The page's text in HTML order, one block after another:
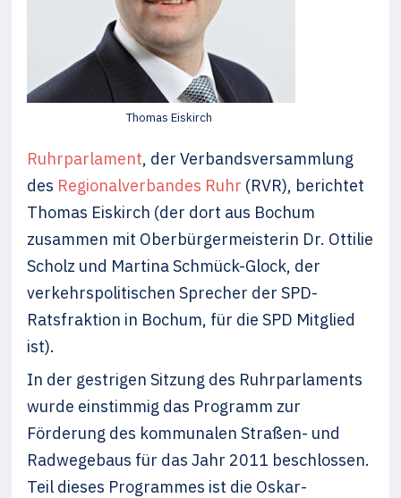
Thomas Eiskirch
Ruhrparlament, der Verbandsversammlung
des Regionalverbandes Ruhr (RVR), berichtet
Thomas Eiskirch (der dort aus Bochum
zusammen mit Oberbürgermeisterin Dr. Ottilie
Scholz und Martina Schmück-Glock, der
verkehrspolitischen Sprecher der SPD-
Ratsfraktion in Bochum, für die SPD Mitglied
ist).
In der gestrigen Sitzung des Ruhrparlaments
wurde einstimmig das Programm zur
Förderung des kommunalen Straßen- und
Radwegebaus für das Jahr 2011 beschlossen.
Teil dieses Programmes ist die Oskar-